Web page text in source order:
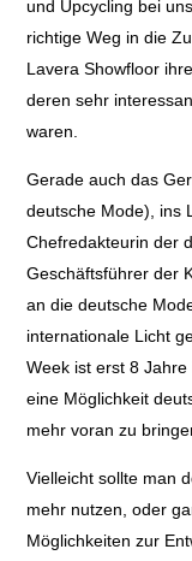
und Upcycling bei
richtige Weg in die
Lavera Showfloor
deren sehr
waren.
Gerade auch das
deutsche Mode), ins
Chefredakteurin der
Geschäftsführer der
an die deutsche
internationale Licht
Week ist erst 8
eine Möglichkeit
mehr voran zu
Vielleicht sollte man
mehr nutzen, oder
Möglichkeiten zur